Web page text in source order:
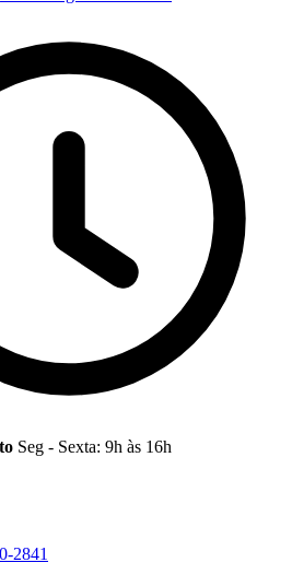
Seg - Sexta: 9h às 16h
2841